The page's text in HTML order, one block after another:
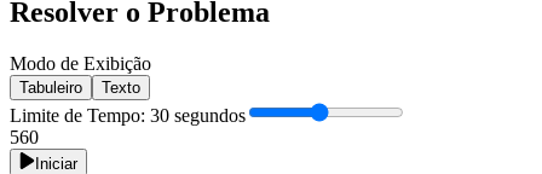
Resolver o Problema
Modo de Exibição
Tabuleiro Texto
Limite de Tempo: 30 segundos
560
Iniciar